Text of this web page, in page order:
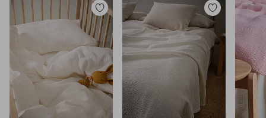
Zu
Favoriten
hinzufügen
Zu
Favoriten
hinzufügen